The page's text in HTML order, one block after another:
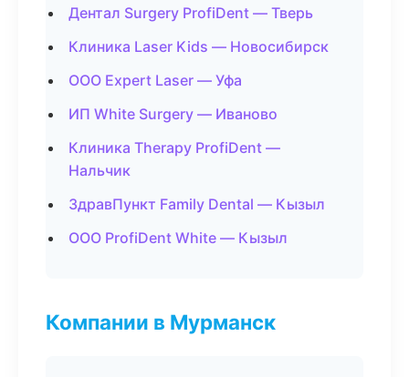
Дентал Surgery ProfiDent — Тверь
Клиника Laser Kids — Новосибирск
ООО Expert Laser — Уфа
ИП White Surgery — Иваново
Клиника Therapy ProfiDent —
Нальчик
ЗдравПункт Family Dental — Кызыл
ООО ProfiDent White — Кызыл
Компании в Мурманск